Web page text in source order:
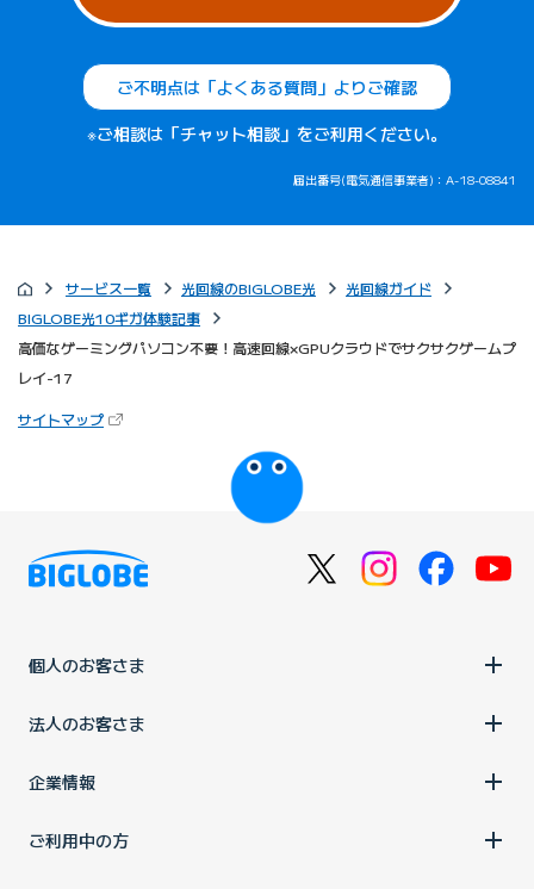
ご不明点は「よくある質問」よりご確認
※ご相談は「チャット相談」をご利用ください。
届出番号(電気通信事業者)：A-18-08841
サービス一覧 光回線のBIGLOBE光
光回線ガイド
BIGLOBE光10ギガ体験記事
高価なゲーミングパソコン不要！高速回線×GPUクラウドでサクサクゲームプ
レイ-17
サイトマップ（新しいタブで開きます）
びっぷるのページ
個人のお客さま
法人のお客さま
企業情報
ご利用中の方